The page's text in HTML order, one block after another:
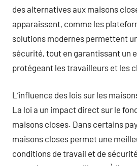
des alternatives aux maisons
apparaissent, comme les
solutions modernes permettent
sécurité, tout en garantissant un
protégeant les travailleurs et les
L’influence des lois sur les
La loi a un impact direct sur le
maisons closes. Dans certains
maisons closes permet une
conditions de travail et de